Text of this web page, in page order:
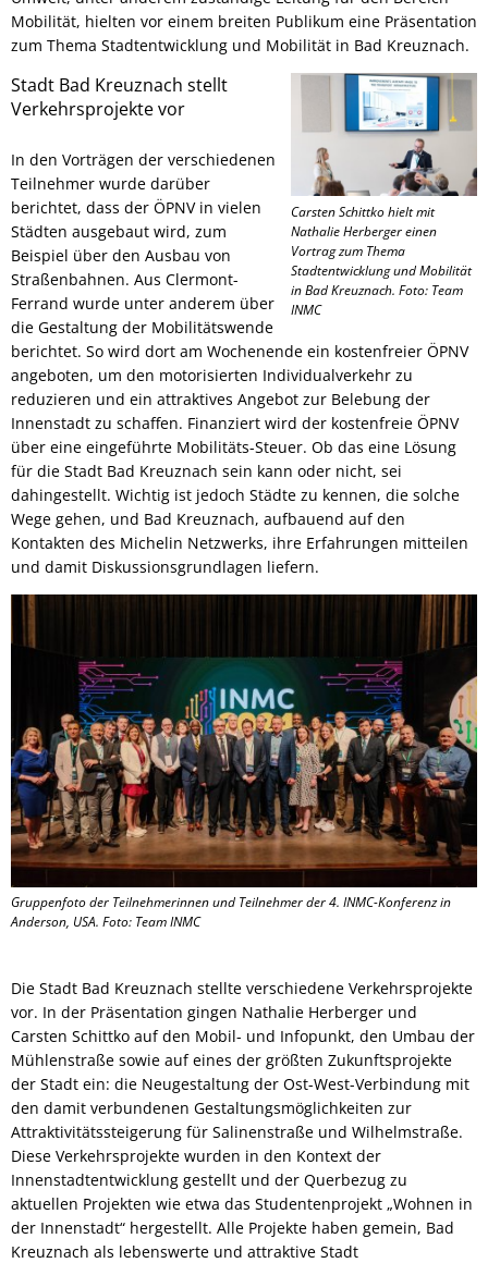
Mobilität, hielten vor einem breiten Publikum eine Präsentation
zum Thema Stadtentwicklung und Mobilität in Bad Kreuznach.
Carsten Schittko hielt mit
Nathalie Herberger einen
Vortrag zum Thema
Stadtentwicklung und Mobilität
in Bad Kreuznach. Foto: Team
INMC
Stadt Bad Kreuznach stellt
Verkehrsprojekte vor
In den Vorträgen der verschiedenen
Teilnehmer wurde darüber
berichtet, dass der ÖPNV in vielen
Städten ausgebaut wird, zum
Beispiel über den Ausbau von
Straßenbahnen. Aus Clermont-
Ferrand wurde unter anderem über
die Gestaltung der Mobilitätswende
berichtet. So wird dort am Wochenende ein kostenfreier ÖPNV
angeboten, um den motorisierten Individualverkehr zu
reduzieren und ein attraktives Angebot zur Belebung der
Innenstadt zu schaffen. Finanziert wird der kostenfreie ÖPNV
über eine eingeführte Mobilitäts-Steuer. Ob das eine Lösung
für die Stadt Bad Kreuznach sein kann oder nicht, sei
dahingestellt. Wichtig ist jedoch Städte zu kennen, die solche
Wege gehen, und Bad Kreuznach, aufbauend auf den
Kontakten des Michelin Netzwerks, ihre Erfahrungen mitteilen
und damit Diskussionsgrundlagen liefern.
Gruppenfoto der Teilnehmerinnen und Teilnehmer der 4. INMC-Konferenz in
Anderson, USA. Foto: Team INMC
Die Stadt Bad Kreuznach stellte verschiedene Verkehrsprojekte
vor. In der Präsentation gingen Nathalie Herberger und
Carsten Schittko auf den Mobil- und Infopunkt, den Umbau der
Mühlenstraße sowie auf eines der größten Zukunftsprojekte
der Stadt ein: die Neugestaltung der Ost-West-Verbindung mit
den damit verbundenen Gestaltungsmöglichkeiten zur
Attraktivitätssteigerung für Salinenstraße und Wilhelmstraße.
Diese Verkehrsprojekte wurden in den Kontext der
Innenstadtentwicklung gestellt und der Querbezug zu
aktuellen Projekten wie etwa das Studentenprojekt „Wohnen in
der Innenstadt“ hergestellt. Alle Projekte haben gemein, Bad
Kreuznach als lebenswerte und attraktive Stadt